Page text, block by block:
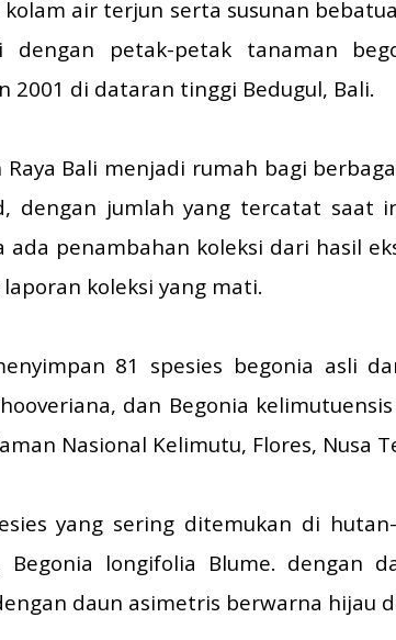
kolam air terjun serta susunan
dengan petak-petak tanaman
2001 di dataran tinggi Bedugul, Bali.
Raya Bali menjadi rumah bagi
dengan jumlah yang tercatat saat
penambahan koleksi dari hasil
koleksi yang mati.
81 spesies begonia asli
dan Begonia
Nasional Kelimutu, Flores, Nusa
yang sering ditemukan di
longifolia Blume. dengan
daun asimetris berwarna hijau